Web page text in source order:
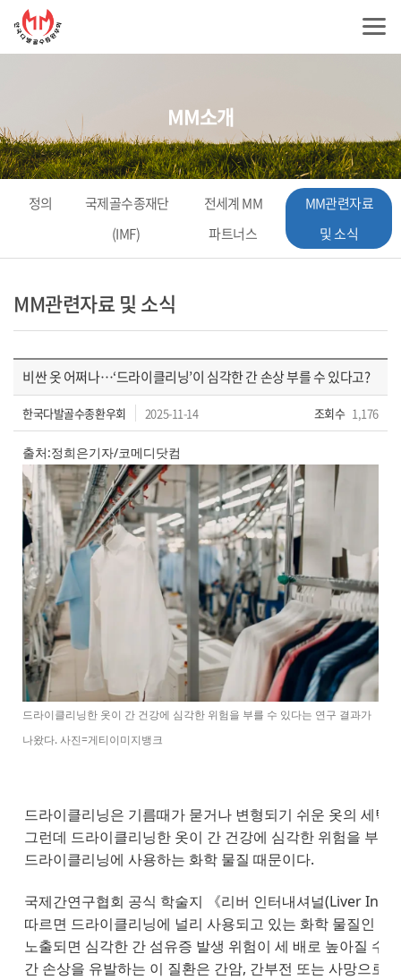
MM소개
정의
국제골수종재단
(IMF)
전세계 MM
파트너스
MM관련자료
및 소식
MM관련자료 및 소식
비싼 옷 어쩌나…‘드라이클리닝’이 심각한 간 손상 부를 수 있다고?
한국다발골수종환우회 2025-11-14 조회수 1,176
출처:정희은기자/코메디닷컴
드라이클리닝한 옷이 간 건강에 심각한 위험을 부를 수 있다는 연구 결과가
나왔다. 사진=게티이미지뱅크
드라이클리닝은 기름때가 묻거나 변형되기 쉬운 옷의 세탁
그런데 드라이클리닝한 옷이 간 건강에 심각한 위험을 부
드라이클리닝에 사용하는 화학 물질 때문이다.
국제간연구협회 공식 학술지 《리버 인터내셔널(Liver
따르면 드라이클리닝에 널리 사용되고 있는 화학 물질인
노출되면 심각한 간 섬유증 발생 위험이 세 배로 높아질 수
간 손상을 유발하는 이 질환은 간암, 간부전 또는 사망으로